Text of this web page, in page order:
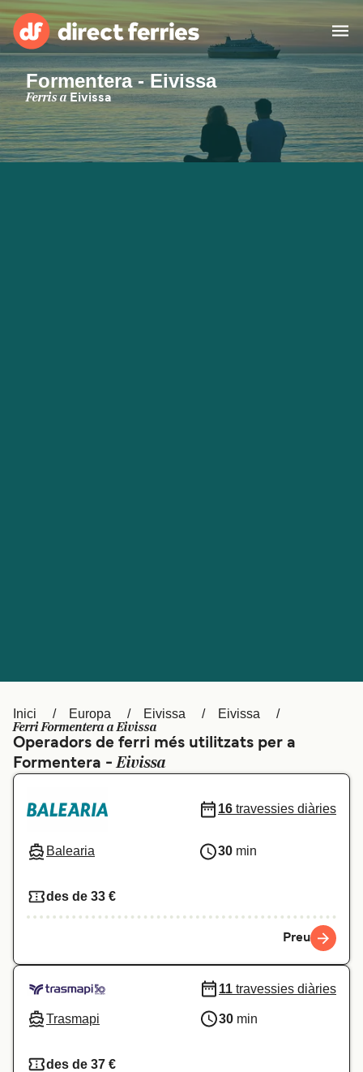
Països
Bitllets de Ferry
Ελλάδα Belgique (FR)
Polska Deutschland
Schweiz (DE) Norge
المغرب Maroc (FR)
Formentera - Eivissa
Ferris aEivissa
Inici Europa Eivissa Eivissa
Ferri Formentera a Eivissa
Operadors de ferri més utilitzats per a
Formentera -Eivissa
Balearia
16 travessies diàries
30 min
des de 33 €
Preu
Trasmapi
11 travessies diàries
30 min
des de 37 €